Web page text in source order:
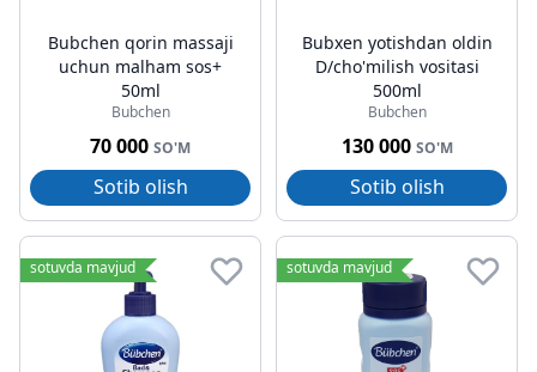
Bubchen qorin massaji
uchun malham sos+
50ml
Bubchen
70 000 SO'M
Sotib olish
Bubxen yotishdan oldin
D/cho'milish vositasi
500ml
Bubchen
130 000 SO'M
Sotib olish
sotuvda mavjud sotuvda mavjud